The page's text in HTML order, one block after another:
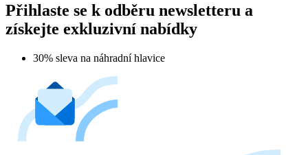
Přihlaste se k odběru newsletteru a
získejte exkluzivní nabídky
30% sleva na náhradní hlavice